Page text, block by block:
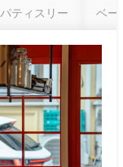
パティスリー ベー